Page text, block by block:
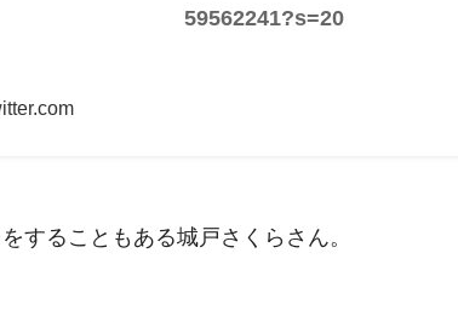
59562241?s=20
することもある城戸さくらさん。